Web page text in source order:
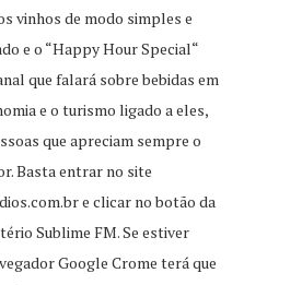
vinhos de modo simples e
e o “Happy Hour Special“
que falará sobre bebidas em
e o turismo ligado a eles,
que apreciam sempre o
Basta entrar no site
e clicar no botão da
Sublime FM. Se estiver
Google Crome terá que